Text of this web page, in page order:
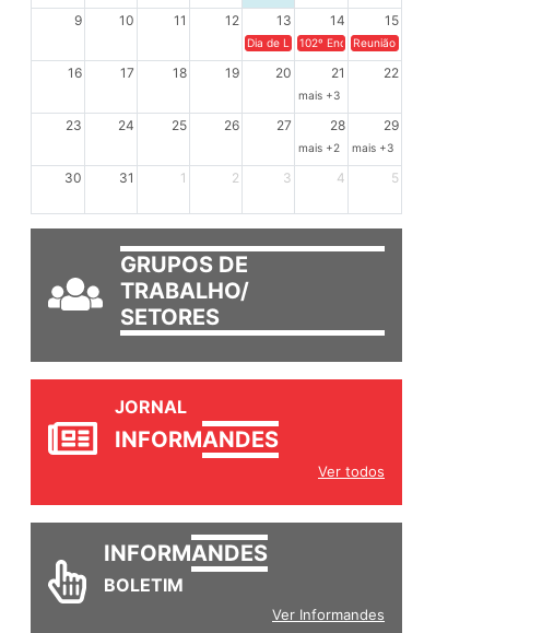
9 10 11 12 13 14 15
Dia de Luta em Defesa de Cuba e da Soberania dos
102º Encontro da Regional Leste, “Em terra
Reunião GTPE.
16 17 18 19 20 21 22
mais +3
23 24 25 26 27 28 29
mais +2 mais +3
30 31 1 2 3 4 5
GRUPOS DE
TRABALHO/
SETORES
JORNAL
INFORMANDES
Ver todos
INFORMANDES
BOLETIM
Ver Informandes